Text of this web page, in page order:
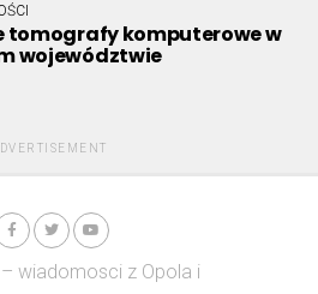
tomografy komputerowe w
województwie